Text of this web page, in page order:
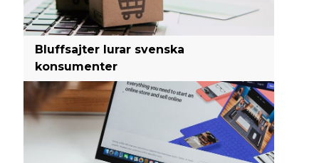
Bluffsajter lurar svenska
konsumenter